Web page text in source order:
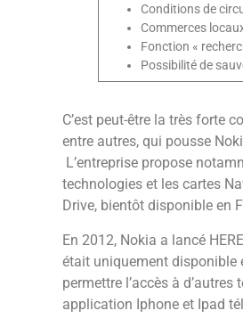
Conditions de
Commerces
Fonction «
Possibilité de
C’est peut-être la très forte
entre autres, qui pousse
L’entreprise propose
technologies et les cartes
Drive, bientôt disponible en
En 2012, Nokia a lancé
était uniquement disponible
permettre l’accès à
application Iphone et Ipad